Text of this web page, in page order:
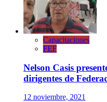
Capacitaciones
FEF
Nelson Casis
dirigentes de
12 noviembre, 2021